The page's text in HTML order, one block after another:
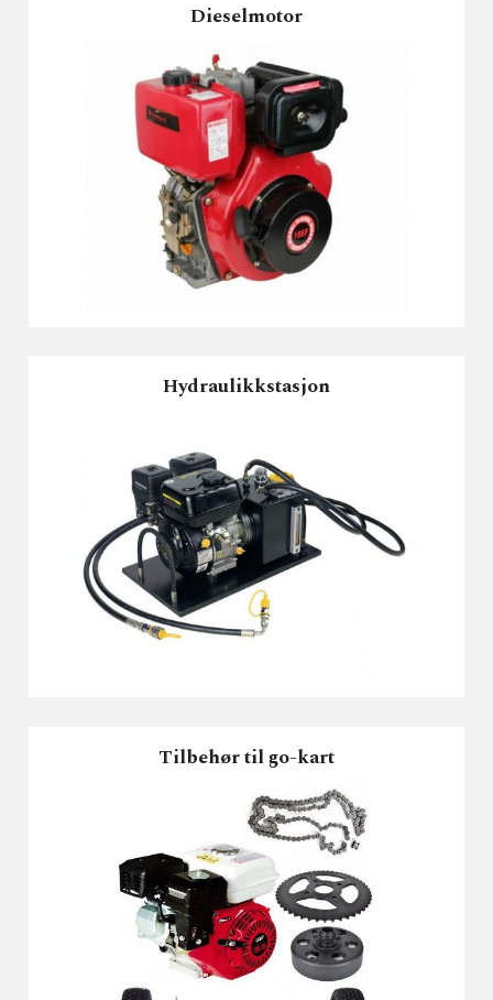
Dieselmotor
Hydraulikkstasjon
Tilbehør til go-kart